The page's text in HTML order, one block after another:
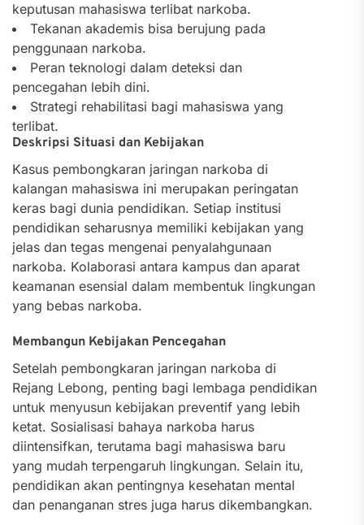
keputusan mahasiswa terlibat narkoba.
Tekanan akademis bisa berujung pada
penggunaan narkoba.
Peran teknologi dalam deteksi dan
pencegahan lebih dini.
Strategi rehabilitasi bagi mahasiswa yang
terlibat.
Deskripsi Situasi dan Kebijakan
Kasus pembongkaran jaringan narkoba di
kalangan mahasiswa ini merupakan peringatan
keras bagi dunia pendidikan. Setiap institusi
pendidikan seharusnya memiliki kebijakan yang
jelas dan tegas mengenai penyalahgunaan
narkoba. Kolaborasi antara kampus dan aparat
keamanan esensial dalam membentuk lingkungan
yang bebas narkoba.
Membangun Kebijakan Pencegahan
Setelah pembongkaran jaringan narkoba di
Rejang Lebong, penting bagi lembaga pendidikan
untuk menyusun kebijakan preventif yang lebih
ketat. Sosialisasi bahaya narkoba harus
diintensifkan, terutama bagi mahasiswa baru
yang mudah terpengaruh lingkungan. Selain itu,
pendidikan akan pentingnya kesehatan mental
dan penanganan stres juga harus dikembangkan.